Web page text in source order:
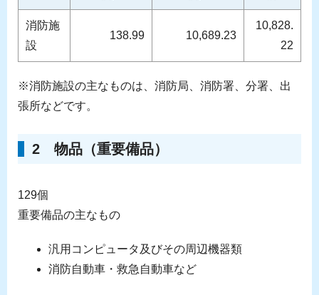
消防施
設
138.99 10,689.23
10,828.
22
※消防施設の主なものは、消防局、消防署、分署、出
張所などです。
2 物品（重要備品）
129個
重要備品の主なもの
汎用コンピュータ及びその周辺機器類
消防自動車・救急自動車など